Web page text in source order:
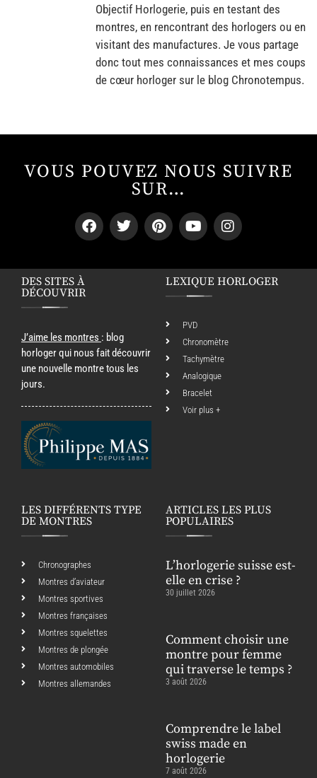
Objectif Horlogerie, puis en testant des
montres, en rencontrant des horlogers ou en
visitant des manufactures. Je vous partage
donc tout mes connaissances et mes coups
de cœur horloger sur le blog Chronotempus.
VOUS POUVEZ NOUS SUIVRE
SUR…
DES SITES À
DÉCOUVRIR
J’aime les montres : blog
horloger qui nous fait découvrir
une nouvelle montre tous les
jours.
LEXIQUE HORLOGER
PVD
Chronomètre
Tachymètre
Analogique
Bracelet
Voir plus +
LES DIFFÉRENTS TYPE
DE MONTRES
Chronographes
Montres d’aviateur
Montres sportives
Montres françaises
Montres squelettes
Montres de plongée
Montres automobiles
Montres allemandes
ARTICLES LES PLUS
POPULAIRES
L’horlogerie suisse est-
elle en crise ?
30 juillet 2026
Comment choisir une
montre pour femme
qui traverse le temps ?
3 août 2026
Comprendre le label
swiss made en
horlogerie
7 août 2026